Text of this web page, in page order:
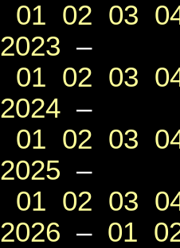
01 02 03
2023 –
01 02 03
2024 –
01 02 03
2025 –
01 02 03
2026 – 01